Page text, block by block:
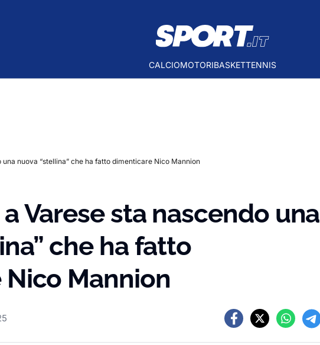
CALCIOMOTORIBASKETTENNIS
una nuova “stellina” che ha fatto dimenticare Nico Mannion
Varese sta nascendo una
che ha fatto
Mannion